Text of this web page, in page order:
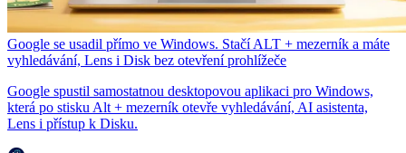
Google se usadil přímo ve Windows. Stačí ALT + mezerník a máte
vyhledávání, Lens i Disk bez otevření prohlížeče
Google spustil samostatnou desktopovou aplikaci pro Windows,
která po stisku Alt + mezerník otevře vyhledávání, AI asistenta,
Lens i přístup k Disku.